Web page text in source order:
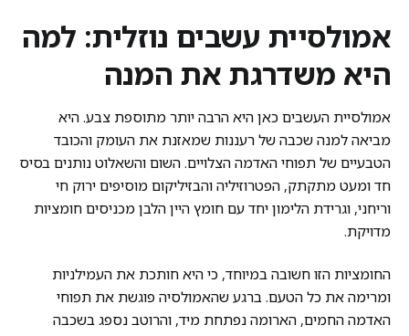
אמולסיית עשבים נוזלית: למה
היא משדרגת את המנה
אמולסיית העשבים כאן היא הרבה יותר מתוספת צבע. היא
מביאה למנה שכבה של רעננות שמאזנת את העומק והכובד
הטבעיים של תפוחי האדמה הצלויים. השום והשאלוט נותנים בסיס
חד ומעט מתקתק, הפטרוזיליה והבזיליקום מוסיפים ירוק חי
וריחני, וגרידת הלימון יחד עם חומץ היין הלבן מכניסים חומציות
מדויקת.
החומציות הזו חשובה במיוחד, כי היא חותכת את העמילניות
ומרימה את כל הטעם. ברגע שהאמולסיה פוגשת את תפוחי
האדמה החמים, הארומה נפתחת מיד, והרוטב נספג בשכבה